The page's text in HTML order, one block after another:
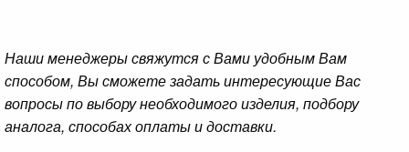
Наши менеджеры свяжутся с Вами удобным Вам
способом, Вы сможете задать интересующие Вас
вопросы по выбору необходимого изделия, подбору
аналога, способах оплаты и доставки.